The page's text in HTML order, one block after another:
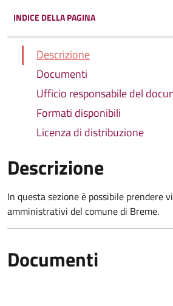
INDICE DELLA PAGINA
Descrizione
Documenti
Ufficio responsabile del
Formati disponibili
Licenza di distribuzione
Descrizione
In questa sezione è possibile prendere
amministrativi del comune di Breme.
Documenti